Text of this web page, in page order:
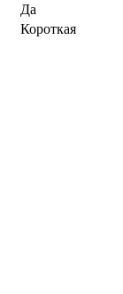
Да
Короткая